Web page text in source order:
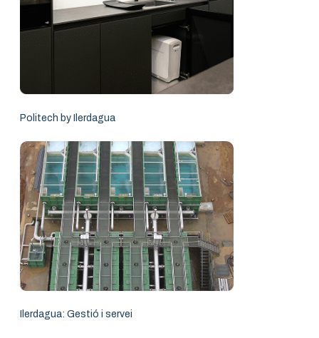
Politech by Ilerdagua
Ilerdagua: Gestió i servei